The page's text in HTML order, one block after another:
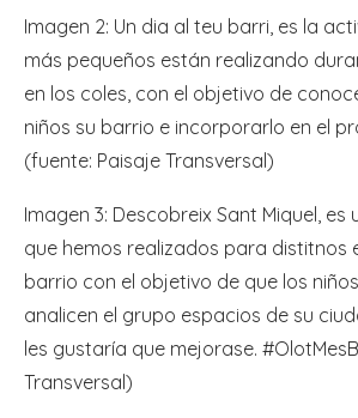
Imagen 2: Un dia al teu barri, es la
más pequeños están realizando
en los coles, con el objetivo de
niños su barrio e incorporarlo en el
(fuente: Paisaje Transversal)
Imagen 3: Descobreix Sant Miquel, es
que hemos realizados para distitnos
barrio con el objetivo de que los
analicen el grupo espacios de su
les gustaría que mejorase.
Transversal)